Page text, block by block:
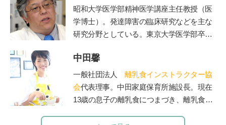
昭和大学医学部精神医学講座主任教授（医
学博士）。発達障害の臨床研究などを主な
研究分野としている。東京大学医学部卒業
東京大学医学部精神医学教室助教授、埼玉
医科大学准教授などを経て、2012年より現
職。2015年より昭和大学附属烏山病院長を
兼任、ADHD専門外来を担当。著書に、ベ
書）など多数。
中田馨
一般社団法人 離乳食インストラクター協
会代表理事。中田家庭保育所施設長。現在
13歳の息子の離乳食につまづき、離乳食を